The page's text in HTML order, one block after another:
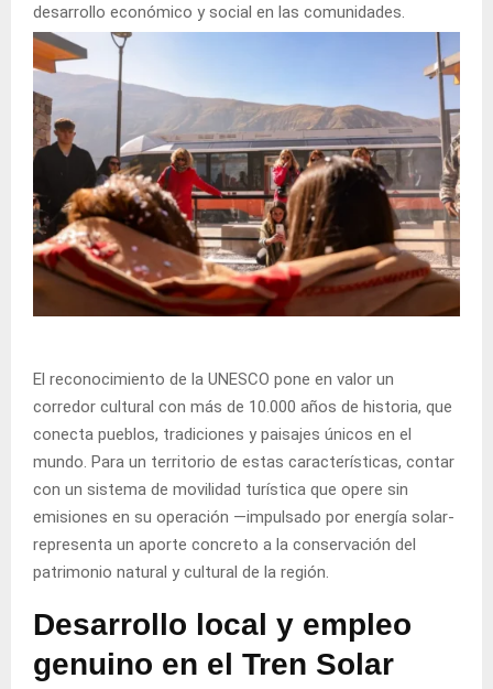
desarrollo económico y social en las comunidades.
El reconocimiento de la UNESCO pone en valor un
corredor cultural con más de 10.000 años de historia, que
conecta pueblos, tradiciones y paisajes únicos en el
mundo. Para un territorio de estas características, contar
con un sistema de movilidad turística que opere sin
emisiones en su operación —impulsado por energía solar-
representa un aporte concreto a la conservación del
patrimonio natural y cultural de la región.
Desarrollo local y empleo
genuino en el Tren Solar